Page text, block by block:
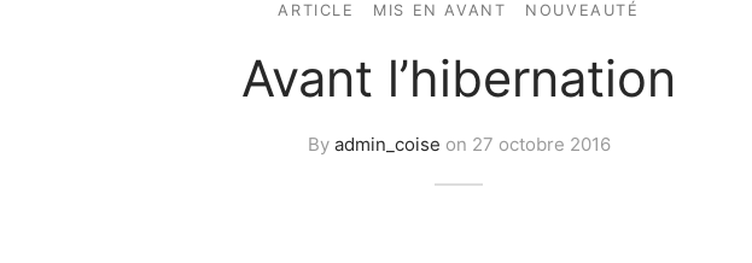
ARTICLE MIS EN AVANT NOUVEAUTÉ
Avant l’hibernation
By admin_coise on 27 octobre 2016